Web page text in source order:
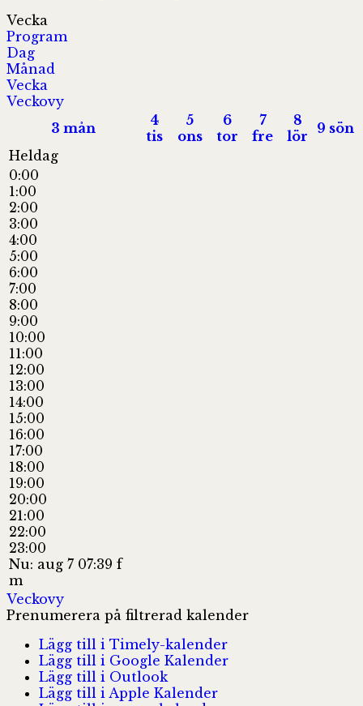
Vecka
Program
Dag
Månad
Vecka
Veckovy
3 mån
4
tis
5
ons
6
tor
7
fre
8
lör
9 sön
Heldag
0:00
1:00
2:00
3:00
4:00
5:00
6:00
7:00
8:00
9:00
10:00
11:00
12:00
13:00
14:00
15:00
16:00
17:00
18:00
19:00
20:00
21:00
22:00
23:00
Nu: aug 7 07:39 f
m
Veckovy
Prenumerera på filtrerad kalender
Lägg till i Timely-kalender
Lägg till i Google Kalender
Lägg till i Outlook
Lägg till i Apple Kalender